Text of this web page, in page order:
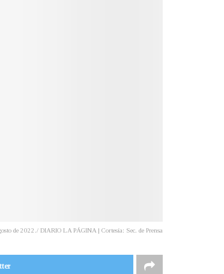
de 2022./ DIARIO LA PÁGINA | Cortesía: Sec. de Prensa